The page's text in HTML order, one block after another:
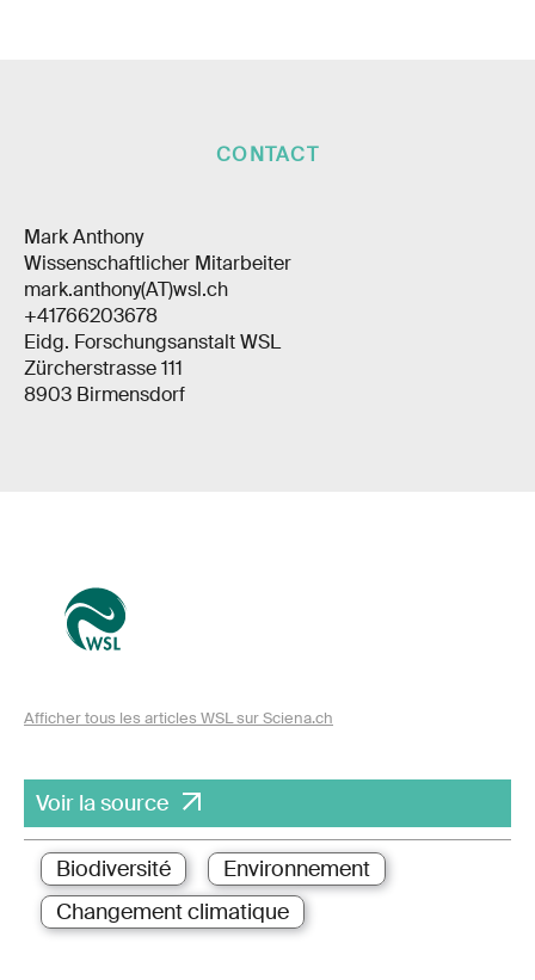
CONTACT
Mark Anthony
Wissenschaftlicher Mitarbeiter
mark.anthony(AT)wsl.ch
+41766203678
Eidg. Forschungsanstalt WSL
Zürcherstrasse 111
8903 Birmensdorf
Afficher tous les articles WSL sur Sciena.ch
Voir la source
Biodiversité
Environnement
Changement climatique